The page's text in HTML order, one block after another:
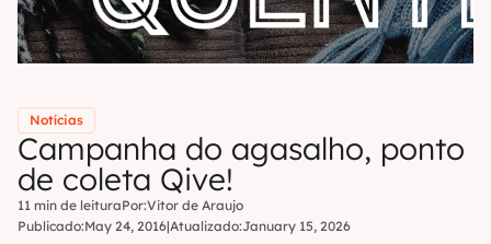
Notícias
Campanha do agasalho, ponto
de coleta Qive!
11 min de leituraPor:Vitor de Araujo
Publicado:May 24, 2016|Atualizado:January 15, 2026